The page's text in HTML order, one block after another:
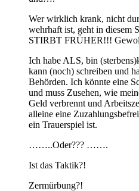
Wer wirklich krank, nicht
wehrhaft ist, geht in diesem
STIRBT FRÜHER!!!
Ich habe ALS, bin
kann (noch) schreiben und
Behörden. Ich könnte eine
und muss Zusehen, wie
Geld verbrennt und
alleine eine
ein Trauerspiel ist.
……..Oder??? …….
Ist das Taktik?!
Zermürbung?!